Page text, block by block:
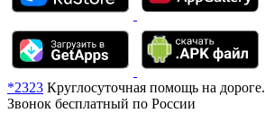
*2323 Круглосуточная помощь на дороге.
Звонок бесплатный по России